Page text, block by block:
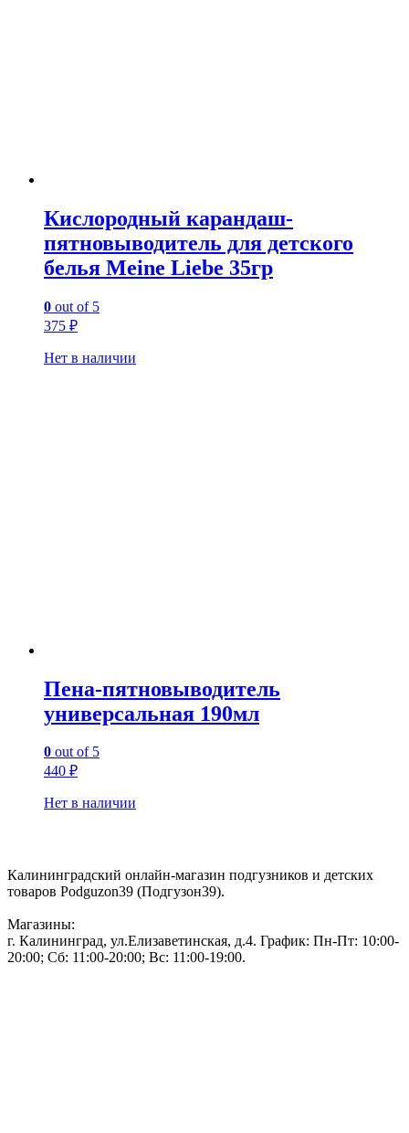
Кислородный карандаш-
пятновыводитель для детского
белья Meine Liebe 35гр
0 out of 5
375 ₽
Нет в наличии
Пена-пятновыводитель
универсальная 190мл
0 out of 5
440 ₽
Нет в наличии
Калининградский онлайн-магазин подгузников и детских
товаров Podguzon39 (Подгузон39).
Магазины:
г. Калининград, ул.Елизаветинская, д.4. График: Пн-Пт: 10:00-
20:00; Сб: 11:00-20:00; Вс: 11:00-19:00.